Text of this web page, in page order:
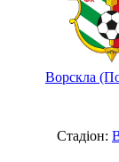
Ворскла
Стадіон: